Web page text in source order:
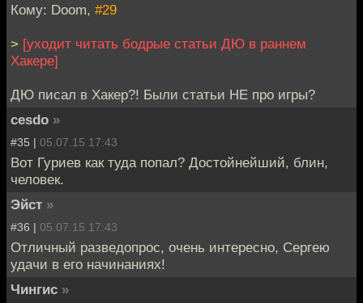
Кому: Doom, #29
> [уходит читать бодрые статьи ДЮ в раннем
Хакере]
ДЮ писал в Хакер?! Были статьи НЕ про игры?
cesdo »
#35 | 05.07.15 17:43
Вот Гуриев как туда попал? Достойнейший, блин,
человек.
Эйст »
#36 | 05.07.15 17:43
Отличный разведопрос, очень интересно, Сергею
удачи в его начинаниях!
Чингиc »